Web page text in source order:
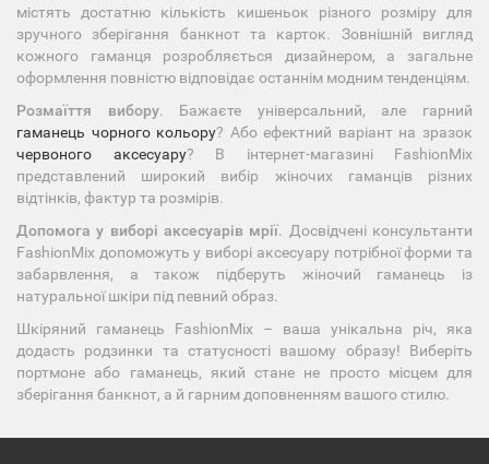
містять достатню кількість кишеньок різного розміру для
зручного зберігання банкнот та карток. Зовнішній вигляд
кожного гаманця розробляється дизайнером, а загальне
оформлення повністю відповідає останнім модним тенденціям.
Розмаїття вибору. Бажаєте універсальний, але гарний
гаманець чорного кольору? Або ефектний варіант на зразок
червоного аксесуару? В інтернет-магазині FashionMix
представлений широкий вибір жіночих гаманців різних
відтінків, фактур та розмірів.
Допомога у виборі аксесуарів мрії. Досвідчені консультанти
FashionMix допоможуть у виборі аксесуару потрібної форми та
забарвлення, а також підберуть жіночий гаманець із
натуральної шкіри під певний образ.
Шкіряний гаманець FashionMix – ваша унікальна річ, яка
додасть родзинки та статусності вашому образу! Виберіть
портмоне або гаманець, який стане не просто місцем для
зберігання банкнот, а й гарним доповненням вашого стилю.